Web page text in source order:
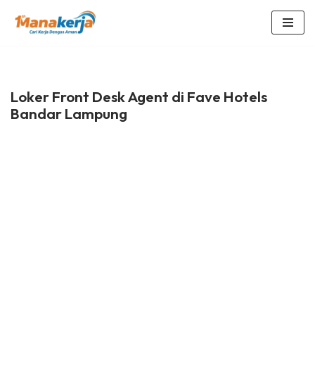
Loker Front Desk Agent di Fave Hotels
Bandar Lampung